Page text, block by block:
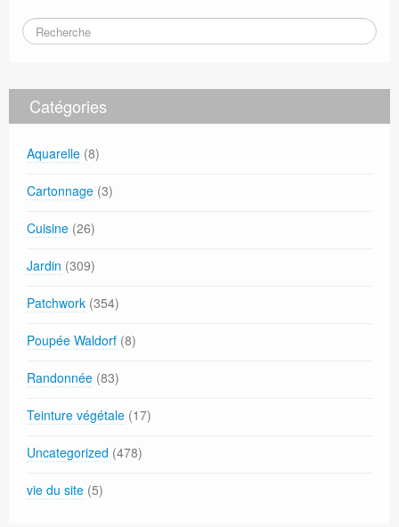
Catégories
Aquarelle (8)
Cartonnage (3)
Cuisine (26)
Jardin (309)
Patchwork (354)
Poupée Waldorf (8)
Randonnée (83)
Teinture végétale (17)
Uncategorized (478)
vie du site (5)